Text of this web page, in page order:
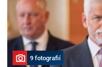
9 fotografií